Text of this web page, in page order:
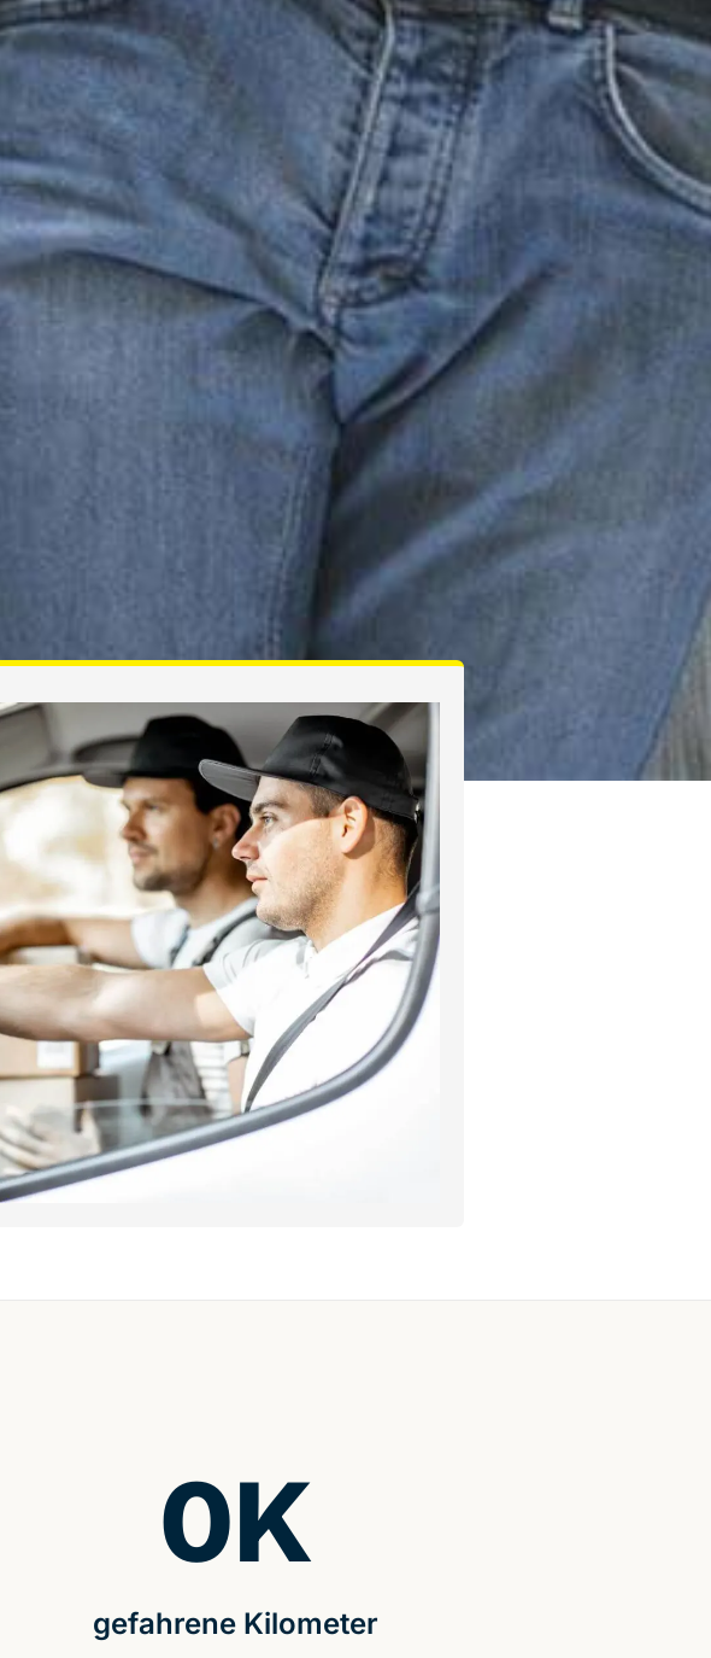
gefahrene Kilometer
0K